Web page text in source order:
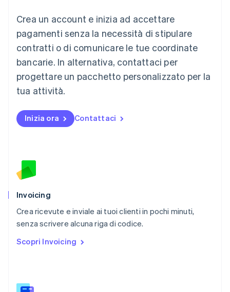
Crea un account e inizia ad accettare
pagamenti senza la necessità di stipulare
contratti o di comunicare le tue coordinate
bancarie. In alternativa, contattaci per
progettare un pacchetto personalizzato per la
tua attività.
Inizia ora Contattaci
Invoicing
Crea ricevute e inviale ai tuoi clienti in pochi minuti,
senza scrivere alcuna riga di codice.
Scopri Invoicing
FrançaisDeutschEnglish
English简体中文
Malta
English
Messico
Español English
Norvegia
Nuova Zelanda
English
Paesi Bassi
English
Portogallo
RAS di Hong Kong, Cina
English
Regno Unito
English
English
English